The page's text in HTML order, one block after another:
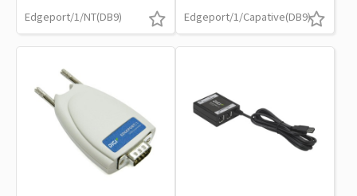
Edgeport/1/NT(DB9) Edgeport/1/Capative(DB9)